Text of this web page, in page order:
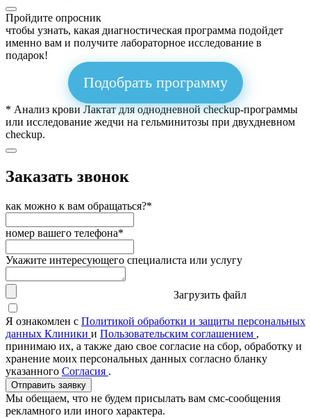
Пройдите опросник
чтобы узнать, какая диагностическая программа подойдет
именно вам и получите лабораторное исследование в
подарок!
Подобрать программу
* Анализ крови Лактат для однодневной checkup-программы
или исследование жедчи на гельминитозы при двухдневном
checkup.
Заказать звонок
как можно к вам обращаться?*
номер вашего телефона*
Укажите интересующего специалиста или услугу
Загрузить файл
Я ознакомлен с Политикой обработки и защиты персональных
данных Клиники и Пользовательским соглашением ,
принимаю их, а также даю свое согласие на сбор, обработку и
хранение моих персональных данных согласно бланку
указанного Согласия .
Отправить заявку
Мы обещаем, что не будем присылать вам смс-сообщения
рекламного или иного характера.